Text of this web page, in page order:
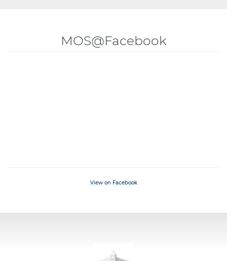
MOS@Facebook
View on Facebook